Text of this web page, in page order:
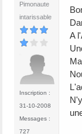
Pimonaute
intarissable
Inscription :
31-10-2008
Messages :
727
A